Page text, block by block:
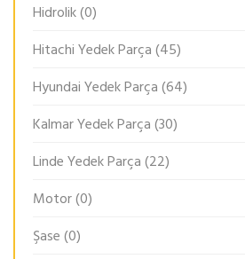
Hidrolik(0)
Hitachi Yedek Parça(45)
Hyundai Yedek Parça(64)
Kalmar Yedek Parça(30)
Linde Yedek Parça(22)
Motor(0)
Şase(0)